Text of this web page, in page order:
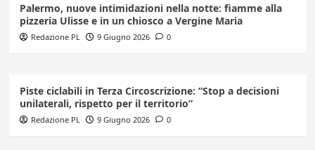
Palermo, nuove intimidazioni nella notte: fiamme alla
pizzeria Ulisse e in un chiosco a Vergine Maria
Redazione PL 9 Giugno 2026 0
Piste ciclabili in Terza Circoscrizione: “Stop a decisioni
unilaterali, rispetto per il territorio”
Redazione PL 9 Giugno 2026 0